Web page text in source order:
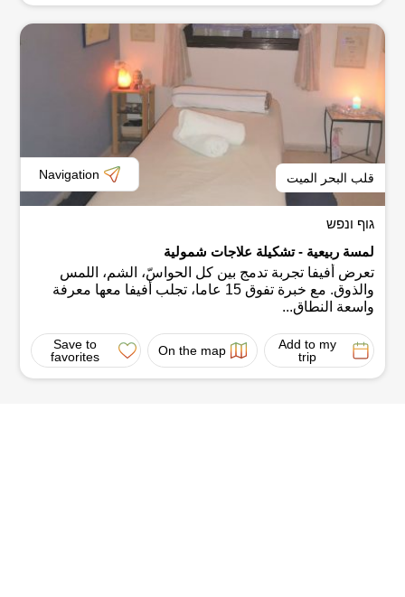
قلب البحر الميت Navigation
גוף ונפש
لمسة ربيعية - تشكيلة علاجات شمولية
تعرض أفيفا تجربة تدمج بين كل الحواسّ، الشم، اللمس
والذوق. مع خبرة تفوق 15 عاما، تجلب أفيفا معها معرفة
واسعة النطاق...
Add to my
trip
On the map
Save to
favorites